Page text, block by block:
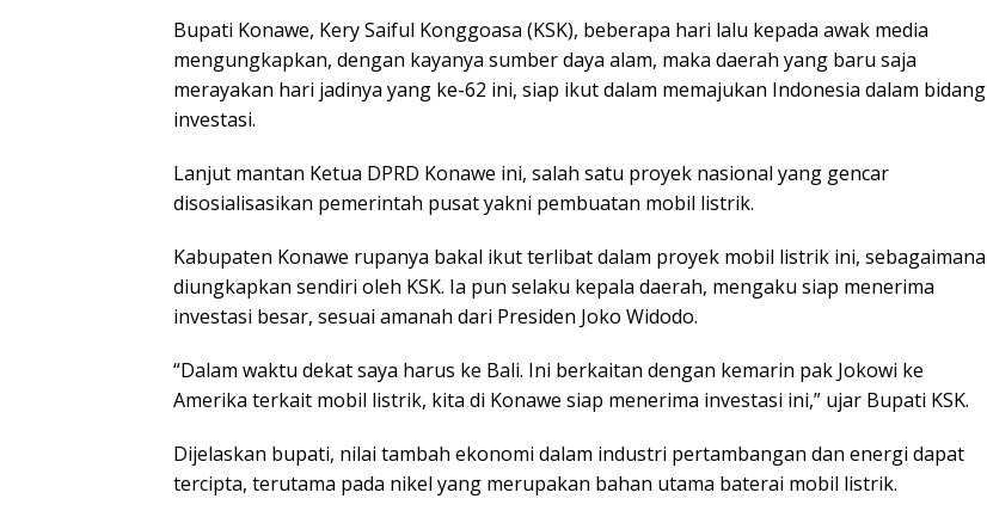
Bupati Konawe, Kery Saiful Konggoasa (KSK), beberapa hari lalu kepada awak media
mengungkapkan, dengan kayanya sumber daya alam, maka daerah yang baru saja
merayakan hari jadinya yang ke-62 ini, siap ikut dalam memajukan Indonesia dalam bidang
investasi.
Lanjut mantan Ketua DPRD Konawe ini, salah satu proyek nasional yang gencar
disosialisasikan pemerintah pusat yakni pembuatan mobil listrik.
Kabupaten Konawe rupanya bakal ikut terlibat dalam proyek mobil listrik ini, sebagaimana
diungkapkan sendiri oleh KSK. Ia pun selaku kepala daerah, mengaku siap menerima
investasi besar, sesuai amanah dari Presiden Joko Widodo.
“Dalam waktu dekat saya harus ke Bali. Ini berkaitan dengan kemarin pak Jokowi ke
Amerika terkait mobil listrik, kita di Konawe siap menerima investasi ini,” ujar Bupati KSK.
Dijelaskan bupati, nilai tambah ekonomi dalam industri pertambangan dan energi dapat
tercipta, terutama pada nikel yang merupakan bahan utama baterai mobil listrik.